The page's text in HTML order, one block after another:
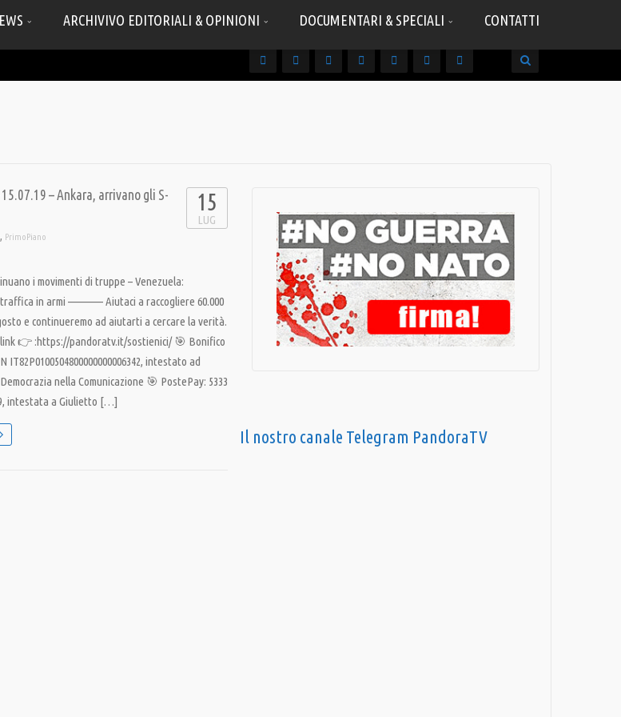
ARCHIVIVO EDITORIALI & OPINIONI DOCUMENTARI & SPECIALI CONTATTI
15.07.19 – Ankara, arrivano gli S-
, PrimoPiano
15
LUG
i movimenti di truppe – Venezuela:
traffica in armi ———— Aiutaci a raccogliere 60.000
e continueremo ad aiutarti a cercare la verità.
link 👉 :https://pandoratv.it/sostienici/ 🎯 Bonifico
IT82P0100504800000000006342, intestato ad
nella Comunicazione 🎯 PostePay: 5333
intestata a Giulietto […]
Il nostro canale Telegram PandoraTV